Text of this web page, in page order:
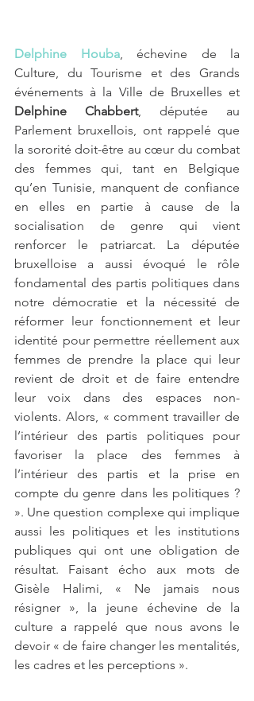
Delphine Houba, échevine de la
Culture, du Tourisme et des Grands
Delphine Chabbert, députée au
Parlement bruxellois, ont rappelé que
la sororité doit-être au cœur du combat
des femmes qui, tant en Belgique
qu’en Tunisie, manquent de confiance
en elles en partie à cause de la
socialisation de genre qui vient
renforcer le patriarcat. La députée
bruxelloise a aussi évoqué le rôle
fondamental des partis politiques dans
notre démocratie et la nécessité de
réformer leur fonctionnement et leur
identité pour permettre réellement aux
femmes de prendre la place qui leur
revient de droit et de faire entendre
leur voix dans des espaces non-
violents. Alors, « comment travailler de
l’intérieur des partis politiques pour
favoriser la place des femmes à
l’intérieur des partis et la prise en
compte du genre dans les politiques ?
». Une question complexe qui implique
aussi les politiques et les institutions
publiques qui ont une obligation de
résultat. Faisant écho aux mots de
Gisèle Halimi, « Ne jamais nous
résigner », la jeune échevine de la
culture a rappelé que nous avons le
devoir « de faire changer les mentalités,
les cadres et les perceptions ».